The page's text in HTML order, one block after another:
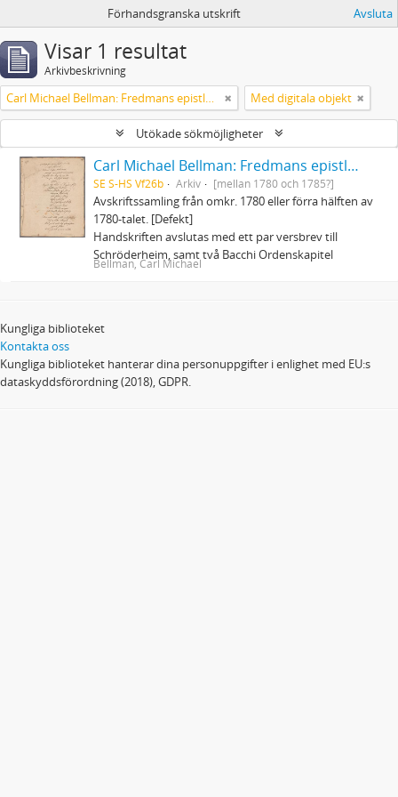
Förhandsgranska utskrift Avsluta
Visar 1 resultat
Arkivbeskrivning
Carl Michael Bellman: Fredmans epistlar och sånger m.fl. Bellman-texter Med digitala objekt
Utökade sökmöjligheter
Carl Michael Bellman: Fredmans epistlar och sånger m.fl. Bellman-texter
SE S-HS Vf26b Arkiv [mellan 1780 och 1785?]
Avskriftssamling från omkr. 1780 eller förra hälften av
1780-talet. [Defekt]
Handskriften avslutas med ett par versbrev till
Schröderheim, samt två Bacchi Ordenskapitel
Bellman, Carl Michael
Kungliga biblioteket
Kontakta oss
Kungliga biblioteket hanterar dina personuppgifter i enlighet med EU:s
dataskyddsförordning (2018), GDPR.